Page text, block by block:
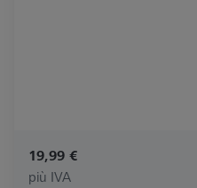
19,99 €
più IVA